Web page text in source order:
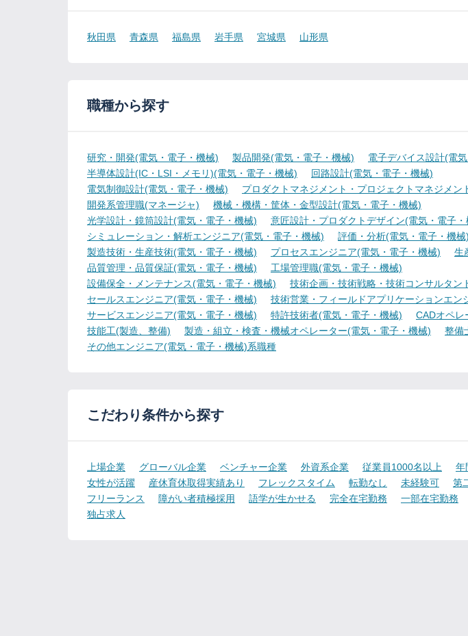
秋田県 青森県 福島県 岩手県 宮城県 山形県
職種から探す
研究・開発(電気・電子・機械) 製品開発(電気・電子・機械)
電子デバイス設計(電
半導体設計(IC・LSI・メモリ)(電気・電子・機械)
回路設計(電気・電子・機械)
電気制御設計(電気・電子・機械)
プロダクトマネジメント・プロジェクトマネジメン
開発系管理職(マネージャ)
機械・機構・筐体・金型設計(電気・電子・機械)
光学設計・鏡筒設計(電気・電子・機械)
意匠設計・プロダクトデザイン(電気・電子・
シミュレーション・解析エンジニア(電気・電子・機械)
評価・分析(電気・電子・機械)
製造技術・生産技術(電気・電子・機械)
プロセスエンジニア(電気・電子・機械)
生
品質管理・品質保証(電気・電子・機械)
工場管理職(電気・電子・機械)
設備保全・メンテナンス(電気・電子・機械)
技術企画・技術戦略・技術コンサルタン
セールスエンジニア(電気・電子・機械)
技術営業・フィールドアプリケーションエン
サービスエンジニア(電気・電子・機械)
特許技術者(電気・電子・機械)
CADオペレ
技能工(製造、整備)
製造・組立・検査・機械オペレーター(電気・電子・機械)
整備
その他エンジニア(電気・電子・機械)系職種
こだわり条件から探す
上場企業 グローバル企業 ベンチャー企業 外資系企業 従業員1000名以上
年
女性が活躍
産休育休取得実績あり フレックスタイム 転勤なし 未経験可 第
フリーランス
障がい者積極採用 語学が生かせる 完全在宅勤務 一部在宅勤務
独占求人